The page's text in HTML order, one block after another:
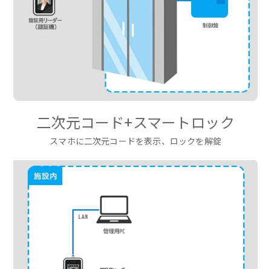
二次元コード+スマートロック
スマホに二次元コードを表示、ロックを解錠